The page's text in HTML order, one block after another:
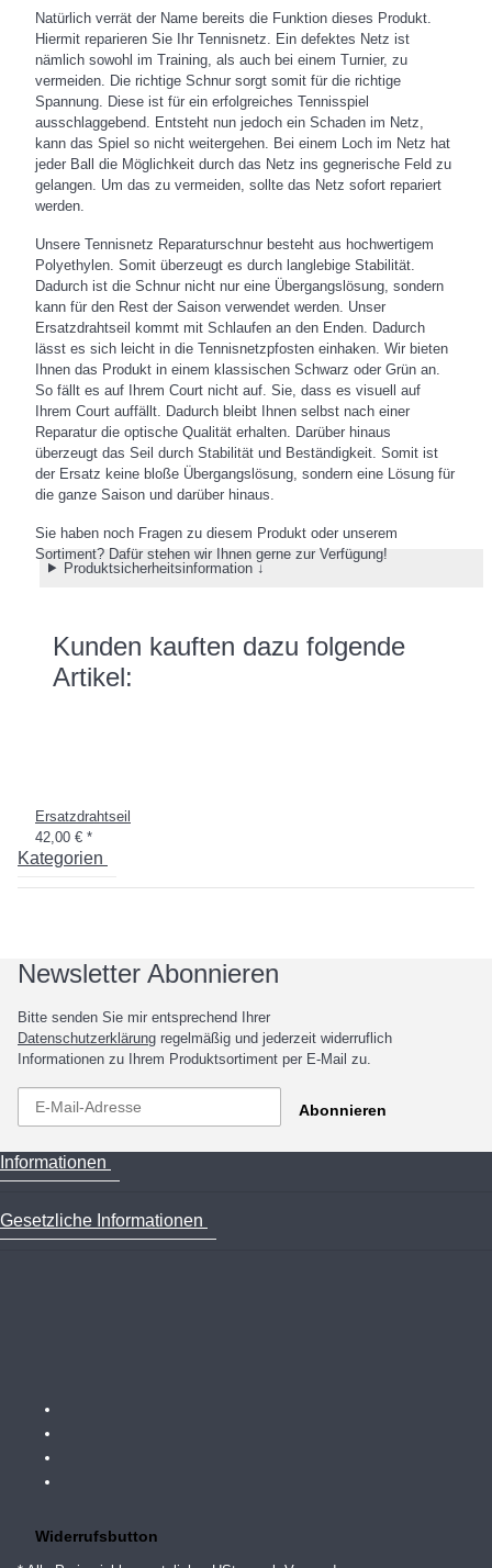
Natürlich verrät der Name bereits die Funktion dieses Produkt.
Hiermit reparieren Sie Ihr Tennisnetz. Ein defektes Netz ist
nämlich sowohl im Training, als auch bei einem Turnier, zu
vermeiden. Die richtige Schnur sorgt somit für die richtige
Spannung. Diese ist für ein erfolgreiches Tennisspiel
ausschlaggebend. Entsteht nun jedoch ein Schaden im Netz,
kann das Spiel so nicht weitergehen. Bei einem Loch im Netz hat
jeder Ball die Möglichkeit durch das Netz ins gegnerische Feld zu
gelangen. Um das zu vermeiden, sollte das Netz sofort repariert
werden.
Unsere Tennisnetz Reparaturschnur besteht aus hochwertigem
Polyethylen. Somit überzeugt es durch langlebige Stabilität.
Dadurch ist die Schnur nicht nur eine Übergangslösung, sondern
kann für den Rest der Saison verwendet werden. Unser
Ersatzdrahtseil kommt mit Schlaufen an den Enden. Dadurch
lässt es sich leicht in die Tennisnetzpfosten einhaken. Wir bieten
Ihnen das Produkt in einem klassischen Schwarz oder Grün an.
So fällt es auf Ihrem Court nicht auf. Sie, dass es visuell auf
Ihrem Court auffällt. Dadurch bleibt Ihnen selbst nach einer
Reparatur die optische Qualität erhalten. Darüber hinaus
überzeugt das Seil durch Stabilität und Beständigkeit. Somit ist
der Ersatz keine bloße Übergangslösung, sondern eine Lösung für
die ganze Saison und darüber hinaus.
Sie haben noch Fragen zu diesem Produkt oder unserem
Sortiment? Dafür stehen wir Ihnen gerne zur Verfügung!
Produktsicherheitsinformation ↓
Kunden kauften dazu folgende
Artikel:
Ersatzdrahtseil
42,00 € *
Kategorien
Newsletter Abonnieren
Bitte senden Sie mir entsprechend Ihrer
Datenschutzerklärung regelmäßig und jederzeit widerruflich
Informationen zu Ihrem Produktsortiment per E-Mail zu.
Abonnieren
Informationen
Gesetzliche Informationen
Widerrufsbutton